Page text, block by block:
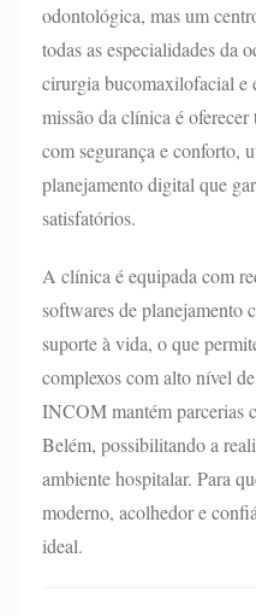
odontológica, mas um
todas as especialidades da
cirurgia bucomaxilofacial e
missão da clínica é
com segurança e conforto,
planejamento digital que
satisfatórios.
A clínica é equipada com
softwares de planejamento
suporte à vida, o que
complexos com alto nível
INCOM mantém parcerias
Belém, possibilitando a
ambiente hospitalar. Para
moderno, acolhedor e
ideal.